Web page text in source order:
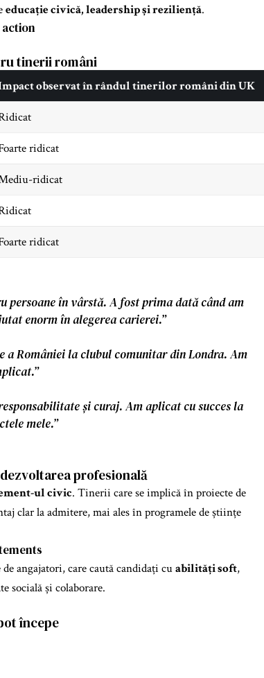
educație civică, leadership și reziliență.
tinerii români
observat în rândul tinerilor români din UK
ridicat
ridicat
ridicat
în vârstă. A fost prima dată când am
enorm în alegerea carierei.”
României la clubul comunitar din Londra. Am
și curaj. Am aplicat cu succes la
mele.”
profesională
ul civic. Tinerii care se implică în proiecte de
clar la admitere, mai ales în programele de științe
angajatori, care caută candidați cuabilități soft,
socială și colaborare.
începe